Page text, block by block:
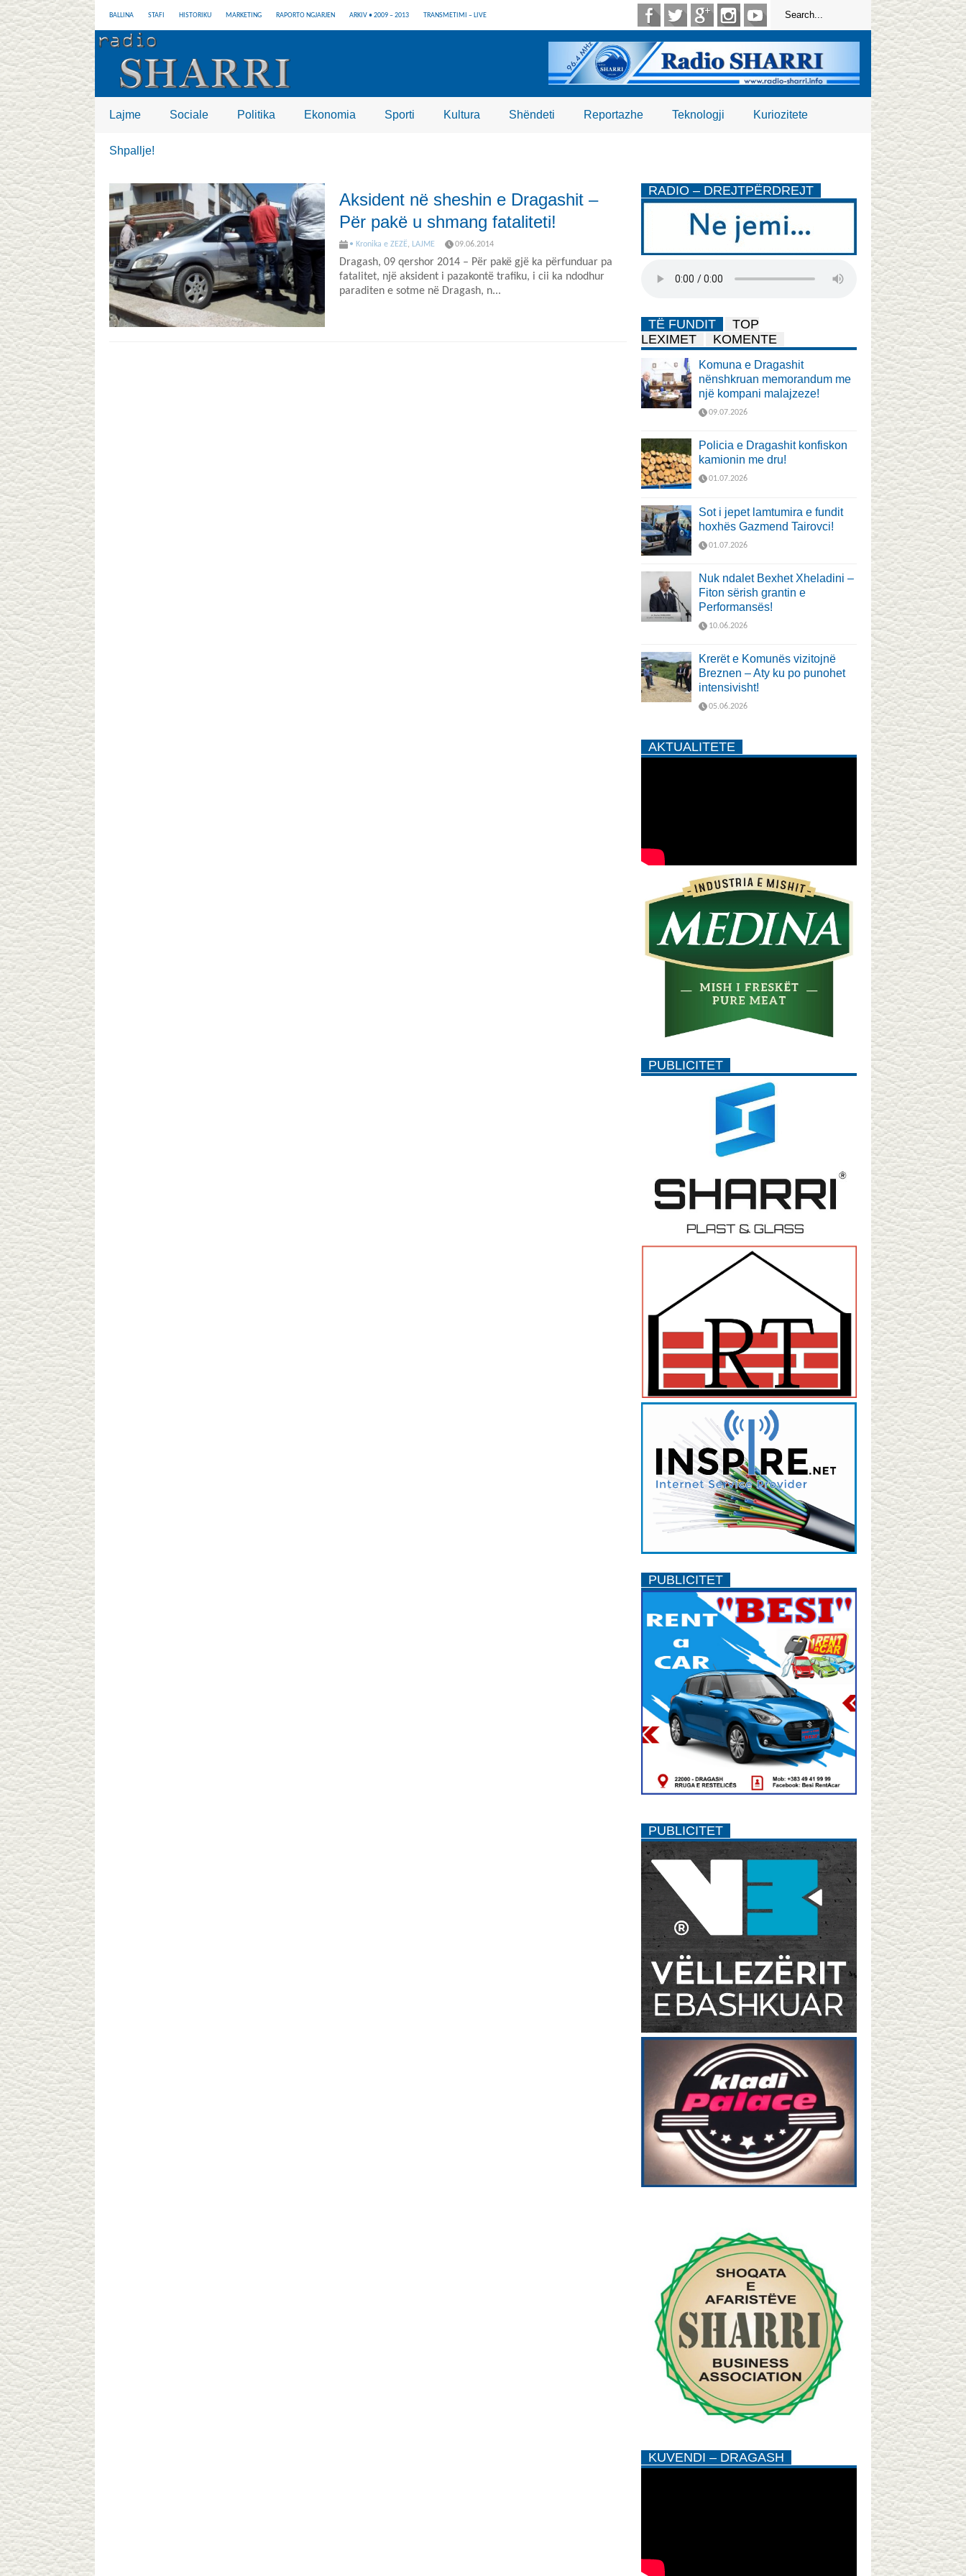
BALLINA STAFI HISTORIKU MARKETING RAPORTO NGJARJEN ARKIV • 2009 – 2013 TRANSMETIMI – LIVE
Lajme Sociale Politika Ekonomia Sporti Kultura Shëndeti Reportazhe Teknologji Kuriozitete
Shpallje!
Aksident në sheshin e Dragashit –
Për pakë u shmang fataliteti!
• Kronika e ZEZË, LAJME 09.06.2014
Dragash, 09 qershor 2014 – Për pakë gjë ka përfunduar pa
fatalitet, një aksident i pazakontë trafiku, i cii ka ndodhur
paraditen e sotme në Dragash, n...
RADIO – DREJTPËRDREJT
TË FUNDIT
TOP
LEXIMET
KOMENTE
Komuna e Dragashit
nënshkruan memorandum me
një kompani malajzeze!
09.07.2026
Policia e Dragashit konfiskon
kamionin me dru!
01.07.2026
Sot i jepet lamtumira e fundit
hoxhës Gazmend Tairovci!
01.07.2026
Nuk ndalet Bexhet Xheladini –
Fiton sërish grantin e
Performansës!
10.06.2026
Krerët e Komunës vizitojnë
Breznen – Aty ku po punohet
intensivisht!
05.06.2026
AKTUALITETE
PUBLICITET
PUBLICITET
PUBLICITET
KUVENDI – DRAGASH